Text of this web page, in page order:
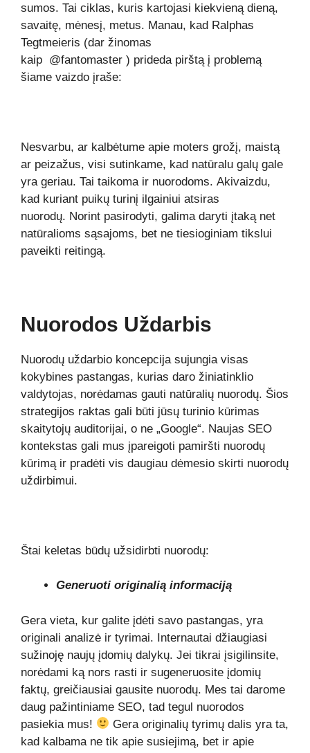
sumos. Tai ciklas, kuris kartojasi kiekvieną dieną,
savaitę, mėnesį, metus. Manau, kad Ralphas
Tegtmeieris (dar žinomas
kaip @fantomaster ) prideda pirštą į problemą
šiame vaizdo įraše:
Nesvarbu, ar kalbėtume apie moters grožį, maistą
ar peizažus, visi sutinkame, kad natūralu galų gale
yra geriau. Tai taikoma ir nuorodoms. Akivaizdu,
kad kuriant puikų turinį ilgainiui atsiras
nuorodų. Norint pasirodyti, galima daryti įtaką net
natūralioms sąsajoms, bet ne tiesioginiam tikslui
paveikti reitingą.
Nuorodos Uždarbis
Nuorodų uždarbio koncepcija sujungia visas
kokybines pastangas, kurias daro žiniatinklio
valdytojas, norėdamas gauti natūralių nuorodų. Šios
strategijos raktas gali būti jūsų turinio kūrimas
skaitytojų auditorijai, o ne „Google“. Naujas SEO
kontekstas gali mus įpareigoti pamiršti nuorodų
kūrimą ir pradėti vis daugiau dėmesio skirti nuorodų
uždirbimui.
Štai keletas būdų užsidirbti nuorodų:
Generuoti originalią informaciją
Gera vieta, kur galite įdėti savo pastangas, yra
originali analizė ir tyrimai. Internautai džiaugiasi
sužinoję naujų įdomių dalykų. Jei tikrai įsigilinsite,
norėdami ką nors rasti ir sugeneruosite įdomių
faktų, greičiausiai gausite nuorodų. Mes tai darome
daug pažintiniame SEO, tad tegul nuorodos
pasiekia mus!
Gera originalių tyrimų dalis yra ta,
kad kalbama ne tik apie susiejimą, bet ir apie